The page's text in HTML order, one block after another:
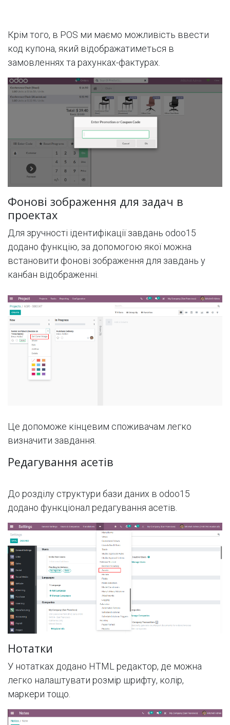
Крім того, в POS ми маємо можливість ввести
код купона, який відображатиметься в
замовленнях та рахунках-фактурах.
Фонові зображення для задач в
проектах
Для зручності ідентифікації завдань odoo15
додано функцію, за допомогою якої можна
встановити фонові зображення для завдань у
канбан відображенні.
Це допоможе кінцевим споживачам легко
визначити завдання.
Редагування асетів
До розділу структури бази даних в odoo15
додано функціонал редагування асетів.
Нотатки
У нотатках додано HTML редактор, де можна
легко налаштувати розмір шрифту, колір,
маркери тощо.